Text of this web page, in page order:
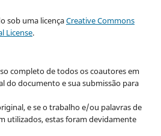
sob uma licençaCreative Commons
License.
completo de todos os coautores em
do documento e sua submissão para
e se o trabalho e/ou palavras de
utilizados, estas foram devidamente